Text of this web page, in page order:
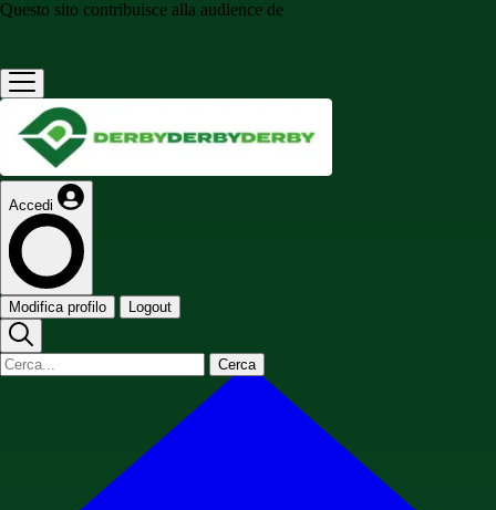
Questo sito contribuisce alla audience de
Accedi
Modifica profilo Logout
Cerca